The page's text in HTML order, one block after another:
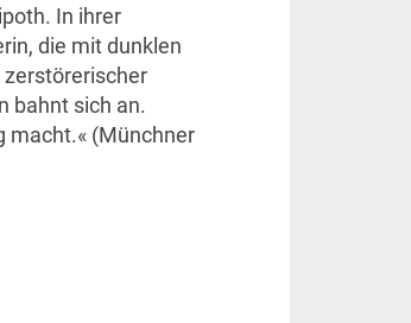
In ihrer
die mit dunklen
zerstörerischer
bahnt sich an.
macht.« (Münchner